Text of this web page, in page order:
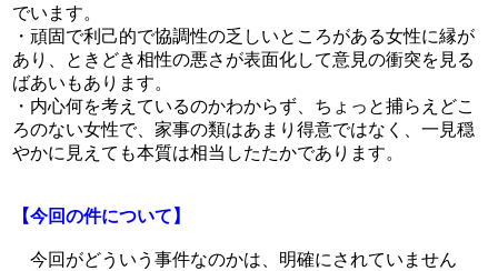
でいます。
・頑固で利己的で協調性の乏しいところがある女性に縁が
あり、ときどき相性の悪さが表面化して意見の衝突を見る
ばあいもあります。
・内心何を考えているのかわからず、ちょっと捕らえどこ
ろのない女性で、家事の類はあまり得意ではなく、一見穏
やかに見えても本質は相当したたかであります。
【今回の件について】
今回がどういう事件なのかは、明確にされていません